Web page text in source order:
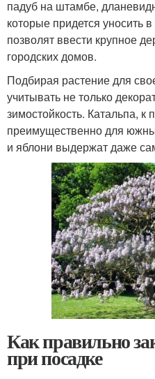
падуб на штамбе,
которые придется уносить
позволят ввести крупное
городских домов.
Подбирая растение для
учитывать не только
зимостойкость. Катальпа, к
преимущественно для
и яблони выдержат даже
Как правильно
при посадке